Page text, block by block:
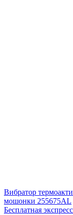
Вибратор
мошонки 255675AL
Бесплатная